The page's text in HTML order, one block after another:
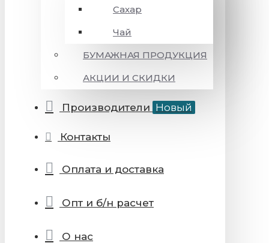
Сахар
Чай
БУМАЖНАЯ ПРОДУКЦИЯ
АКЦИИ И СКИДКИ
Производители Новый
Контакты
Оплата и доставка
Опт и б/н расчет
О нас